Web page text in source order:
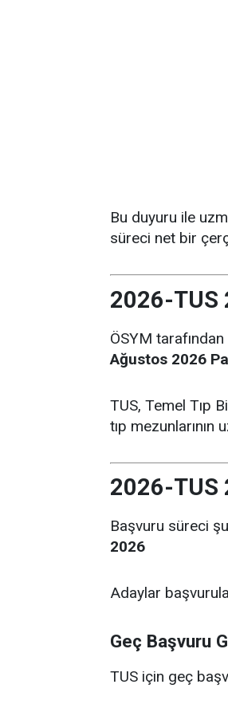
Bu duyuru ile
süreci net bir
2026-TUS
ÖSYM
Ağustos 2026
TUS, Temel Tıp
tıp mezunlarının
2026-TUS
Başvuru süreci
2026
Adaylar
Geç Başvuru
TUS için geç